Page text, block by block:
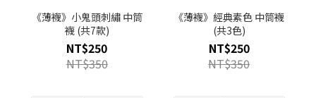
《薄襪》小鬼頭刺繡 中筒
襪 (共7款)
NT$250
NT$350
《薄襪》經典素色 中筒襪
(共3色)
NT$250
NT$350